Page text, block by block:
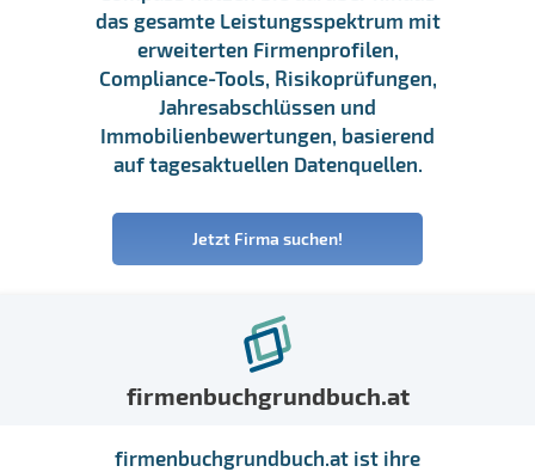
das gesamte Leistungsspektrum mit
erweiterten Firmenprofilen,
Compliance-Tools, Risikoprüfungen,
Jahresabschlüssen und
Immobilienbewertungen, basierend
auf tagesaktuellen Datenquellen.
Jetzt Firma suchen!
firmenbuchgrundbuch.at
firmenbuchgrundbuch.at ist ihre